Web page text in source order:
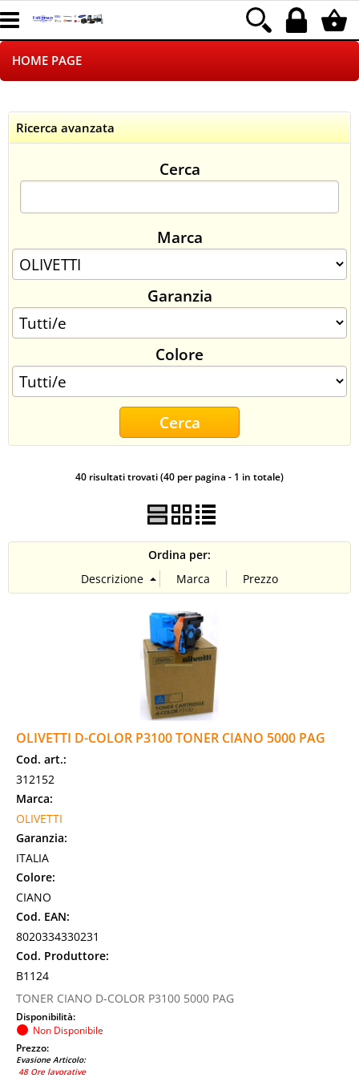
HOME PAGE
LOGISTICA
NEGOZI ON LINE
SINCRONIZZATI CON NOI
SPEDIZIONI
CONTATTI
Ricerca avanzata
Cerca
Marca
Garanzia
Colore
40 risultati trovati (40 per pagina - 1 in totale)
Ordina per:
OLIVETTI D-COLOR P3100 TONER CIANO 5000 PAG
Cod. art.:
312152
Marca:
OLIVETTI
Garanzia:
ITALIA
Colore:
CIANO
Cod. EAN:
8020334330231
Cod. Produttore:
B1124
TONER CIANO D-COLOR P3100 5000 PAG
Disponibilità:
Non Disponibile
Prezzo:
Evasione Articolo:
48 Ore lavorative